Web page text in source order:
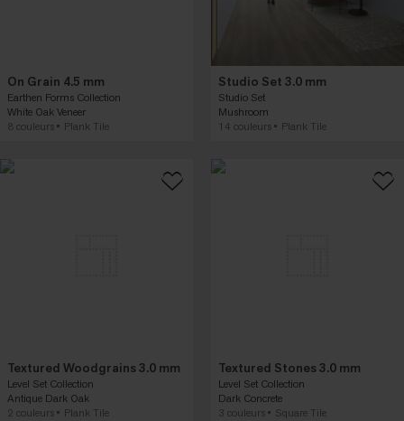
On Grain 4.5 mm
Earthen Forms Collection
White Oak Veneer
8 couleurs
Plank Tile
Studio Set 3.0 mm
Studio Set
Mushroom
14 couleurs
Plank Tile
Textured Woodgrains 3.0 mm
Level Set Collection
Antique Dark Oak
2 couleurs
Plank Tile
Textured Stones 3.0 mm
Level Set Collection
Dark Concrete
3 couleurs
Square Tile